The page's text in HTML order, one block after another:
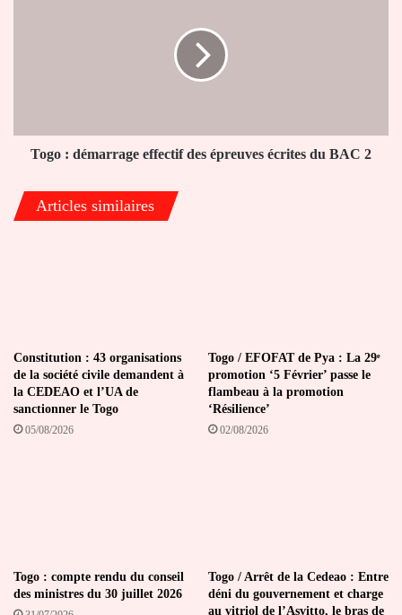
BAC
Togo : démarrage effectif des épreuves écrites du BAC 2
Articles similaires
Constitution : 43 organisations
de la société civile demandent à
la CEDEAO et l’UA de
sanctionner le Togo
05/08/2026
Togo / EFOFAT de Pya : La 29ᵉ
promotion ‘5 Février’ passe le
flambeau à la promotion
‘Résilience’
02/08/2026
Togo : compte rendu du conseil
des ministres du 30 juillet 2026
Togo / Arrêt de la Cedeao : Entre
déni du gouvernement et charge
au vitriol de l’Asvitto, le bras de